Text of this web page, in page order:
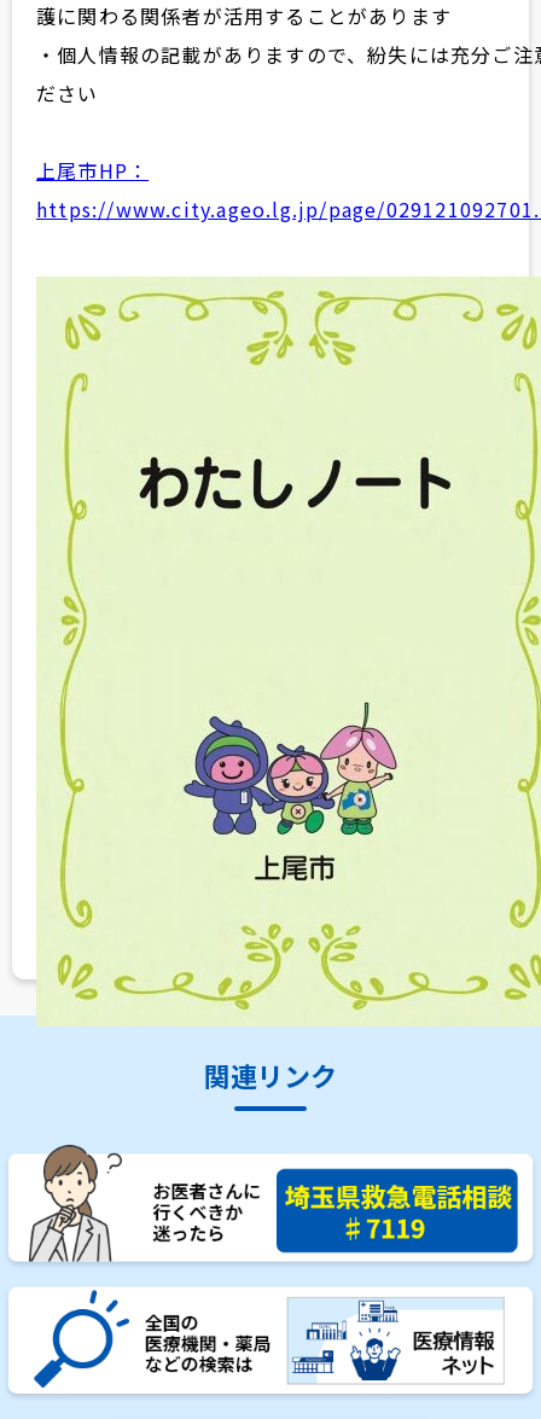
護に関わる関係者が活用することがあります
・個人情報の記載がありますので、紛失には充分ご注
ださい
上尾市HP：
https://www.city.ageo.lg.jp/page/
関連リンク